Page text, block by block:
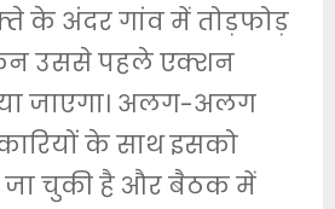
के अंदर गांव में तोड़फोड़
उससे पहले एक्शन
जाएगा। अलग-अलग
के साथ इसको
चुकी है और बैठक में